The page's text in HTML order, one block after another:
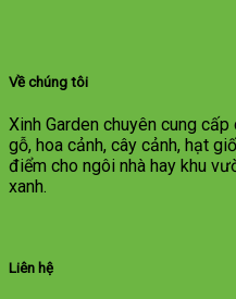
Về chúng tôi
Xinh Garden chuyên cung
gỗ, hoa cảnh, cây cảnh, hạt
điểm cho ngôi nhà hay khu
xanh.
Liên hệ